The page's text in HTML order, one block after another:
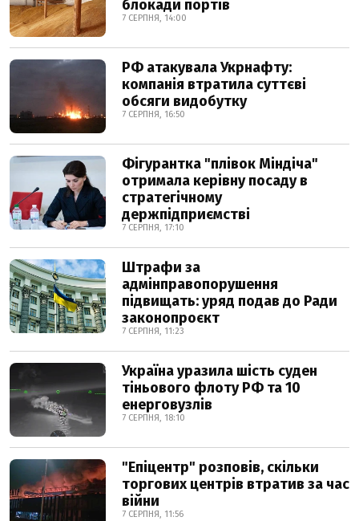
блокади портів
7 СЕРПНЯ, 14:00
РФ атакувала Укрнафту:
компанія втратила суттєві
обсяги видобутку
7 СЕРПНЯ, 16:50
Фігурантка "плівок Міндіча"
отримала керівну посаду в
стратегічному
держпідприємстві
7 СЕРПНЯ, 17:10
Штрафи за
адмінправопорушення
підвищать: уряд подав до Ради
законопроєкт
7 СЕРПНЯ, 11:23
Україна уразила шість суден
тіньового флоту РФ та 10
енерговузлів
7 СЕРПНЯ, 18:10
"Епіцентр" розповів, скільки
торгових центрів втратив за час
війни
7 СЕРПНЯ, 11:56